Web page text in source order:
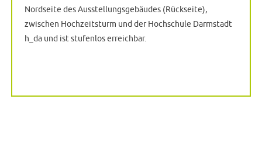
Nordseite des Ausstellungsgebäudes (Rückseite),
zwischen Hochzeitsturm und der Hochschule Darmstadt
h_da und ist stufenlos erreichbar.